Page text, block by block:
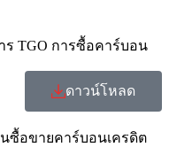
ร TGO การซื้อคาร์บอน
ดาวน์โหลด
นซื้อขายคาร์บอนเครดิต